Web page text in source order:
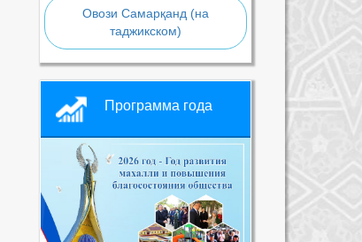
Овози Самарқанд (на
таджикском)
Программа года